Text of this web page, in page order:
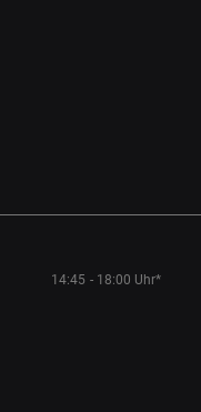
14:45 - 18:00 Uhr*